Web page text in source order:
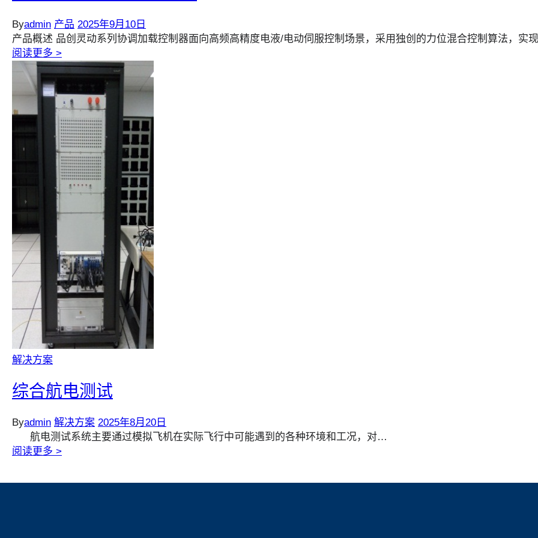
Byadmin 产品 2025年9月10日
产品概述 品创灵动系列协调加载控制器面向高频高精度电液/电动伺服控制场景，采用独创的力位混合控制算法，实
阅读更多 >
解决方案
综合航电测试
Byadmin 解决方案 2025年8月20日
航电测试系统主要通过模拟飞机在实际飞行中可能遇到的各种环境和工况，对…
阅读更多 >